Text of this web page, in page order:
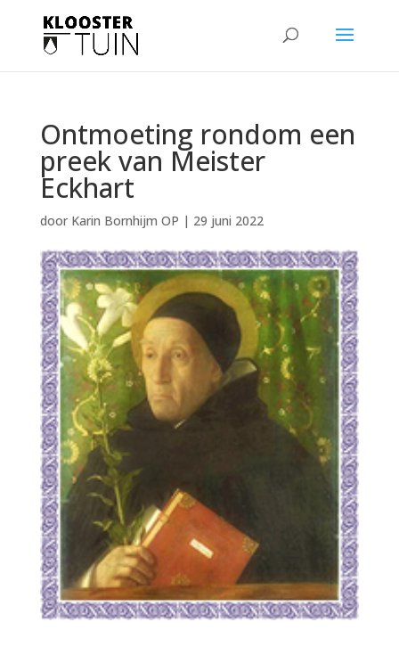
Ontmoeting rondom een
preek van Meister
Eckhart
door Karin Bornhijm OP | 29 juni 2022